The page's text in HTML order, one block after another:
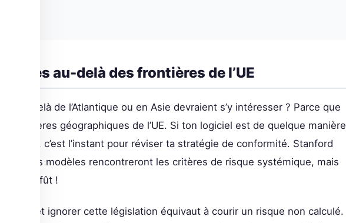
au-delà des frontières de l’UE
au-delà de l’Atlantique ou en Asie devraient s’y intéresser ? Parce que
frontières géographiques de l’UE. Si ton logiciel est de quelque manière
Europe, c’est l’instant pour réviser ta stratégie de conformité. Stanford
de rares modèles rencontreront les critères de risque systémique, mais
à l’affût !
du jeu, et ignorer cette législation équivaut à courir un risque non calculé.